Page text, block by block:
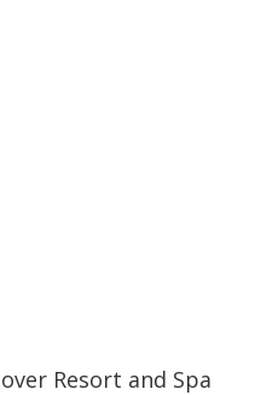
Resort and Spa